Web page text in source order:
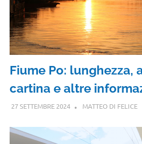
Fiume Po: lunghezza,
cartina e altre
27 SETTEMBRE 2024 MATTEO DI FELICE